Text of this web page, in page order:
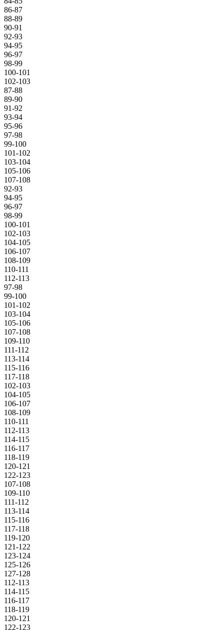
86-87
88-89
90-91
92-93
94-95
96-97
98-99
100-101
102-103
87-88
89-90
91-92
93-94
95-96
97-98
99-100
101-102
103-104
105-106
107-108
92-93
94-95
96-97
98-99
100-101
102-103
104-105
106-107
108-109
110-111
112-113
97-98
99-100
101-102
103-104
105-106
107-108
109-110
111-112
113-114
115-116
117-118
102-103
104-105
106-107
108-109
110-111
112-113
114-115
116-117
118-119
120-121
122-123
107-108
109-110
111-112
113-114
115-116
117-118
119-120
121-122
123-124
125-126
127-128
112-113
114-115
116-117
118-119
120-121
122-123